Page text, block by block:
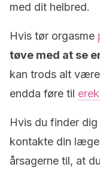
med dit helbred.
Hvis tør orgasme
tøve med at se
kan trods alt
endda føre til
Hvis du finder
kontakte din
årsagerne til, at